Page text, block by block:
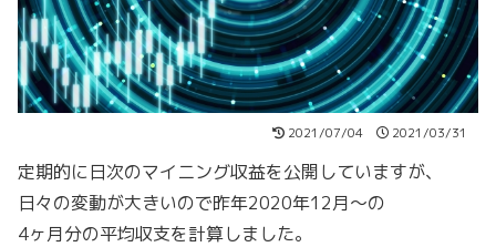
2021/07/04 2021/03/31
定期的に日次のマイニング収益を公開していますが、
日々の変動が大きいので昨年2020年12月～の
4ヶ月分の平均収支を計算しました。